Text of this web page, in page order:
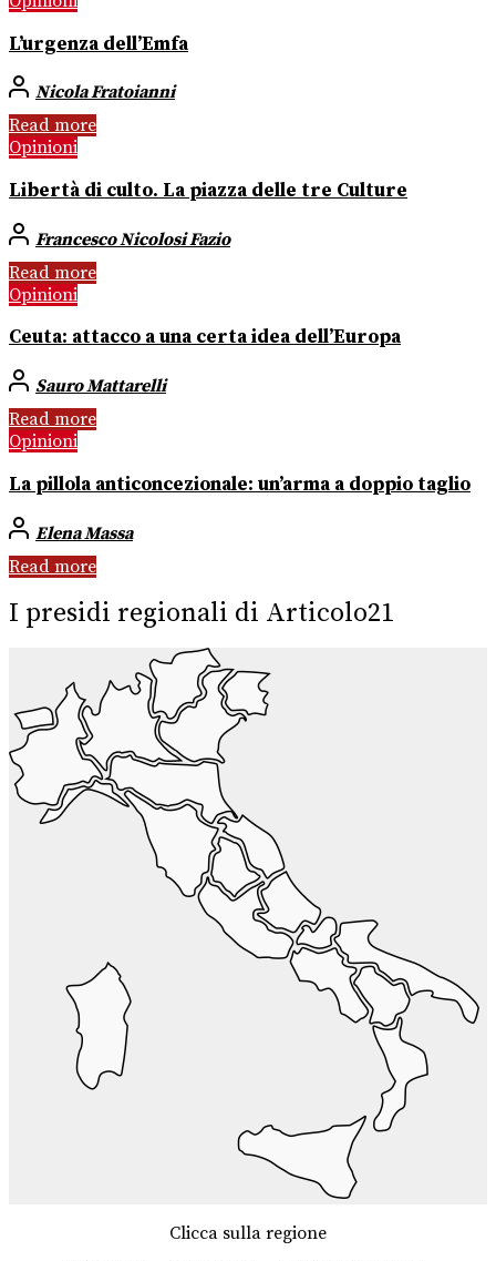
L’urgenza dell’Emfa
Nicola Fratoianni
Read more
Opinioni
Libertà di culto. La piazza delle tre Culture
Francesco Nicolosi Fazio
Read more
Opinioni
Ceuta: attacco a una certa idea dell’Europa
Sauro Mattarelli
Read more
Opinioni
La pillola anticoncezionale: un’arma a doppio taglio
Elena Massa
Read more
I presidi regionali di Articolo21
Clicca sulla regione